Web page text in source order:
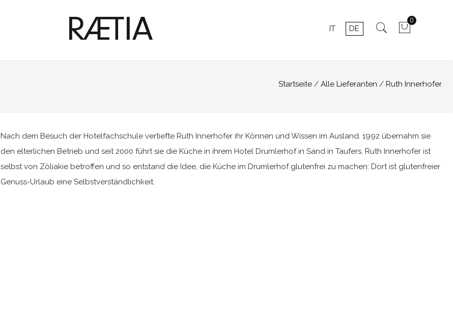
0
IT DE
Startseite Alle Lieferanten Ruth Innerhofer
Nach dem Besuch der Hotelfachschule vertiefte Ruth Innerhofer ihr Können und Wissen im Ausland. 1992 übernahm sie
den elterlichen Betrieb und seit 2000 führt sie die Küche in ihrem Hotel Drumlerhof in Sand in Taufers. Ruth Innerhofer ist
selbst von Zöliakie betroffen und so entstand die Idee, die Küche im Drumlerhof glutenfrei zu machen: Dort ist glutenfreier
Genuss-Urlaub eine Selbstverständlichkeit.